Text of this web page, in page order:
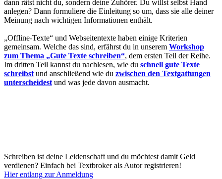
dann rätst nicht du, sondern deine Zuhörer. Du willst selbst Hand
anlegen? Dann formuliere die Einleitung so um, dass sie alle deiner
Meinung nach wichtigen Informationen enthält.
„Offline-Texte“ und Webseitentexte haben einige Kriterien
gemeinsam. Welche das sind, erfährst du in unserem Workshop
zum Thema „Gute Texte schreiben“, dem ersten Teil der Reihe.
Im dritten Teil kannst du nachlesen, wie du schnell gute Texte
schreibst und anschließend wie du zwischen den Textgattungen
unterscheidest und was jede davon ausmacht.
Schreiben ist deine Leidenschaft und du möchtest damit Geld
verdienen? Einfach bei Textbroker als Autor registrieren!
Hier entlang zur Anmeldung